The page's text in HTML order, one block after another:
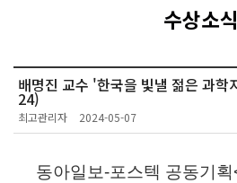
수상소식
배명진 교수 '한국을 빛낼 젊은 과
24)
최고관리자 2024-05-07
동아일보-포스텍 공동기